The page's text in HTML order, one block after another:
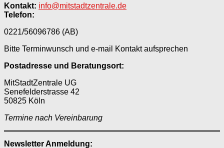
Kontakt: info@mitstadtzentrale.de
Telefon:
0221/56096786 (AB)
Bitte Terminwunsch und e-mail Kontakt aufsprechen
Postadresse und Beratungsort:
MitStadtZentrale UG
Senefelderstrasse 42
50825 Köln
Termine nach Vereinbarung
Newsletter Anmeldung: